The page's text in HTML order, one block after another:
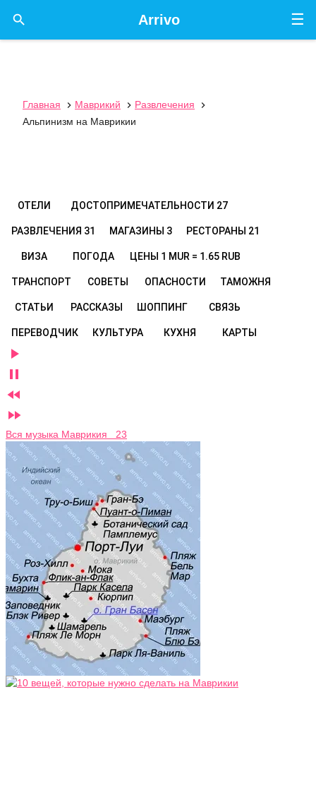
☰
Arrivo

Главная  Маврикий  Развлечения

Альпинизм на Маврикии
ОТЕЛИ ДОСТОПРИМЕЧАТЕЛЬНОСТИ 27
РАЗВЛЕЧЕНИЯ 31 МАГАЗИНЫ 3 РЕСТОРАНЫ 21
ВИЗА ПОГОДА ЦЕНЫ 1 MUR = 1.65 RUB
ТРАНСПОРТ СОВЕТЫ ОПАСНОСТИ ТАМОЖНЯ
СТАТЬИ РАССКАЗЫ ШОППИНГ СВЯЗЬ
ПЕРЕВОДЧИК КУЛЬТУРА КУХНЯ КАРТЫ




Вся музыка Маврикия 23